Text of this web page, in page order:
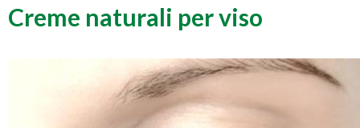
Creme naturali per viso